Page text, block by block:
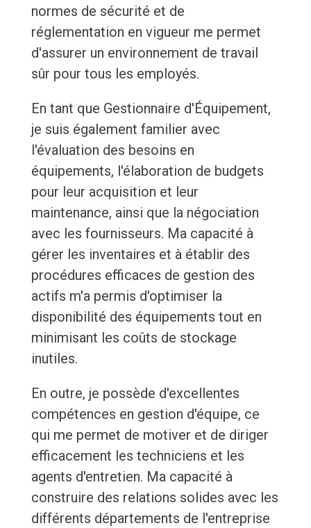
normes de sécurité et de
réglementation en vigueur me permet
d'assurer un environnement de travail
sûr pour tous les employés.
En tant que Gestionnaire d'Équipement,
je suis également familier avec
l'évaluation des besoins en
équipements, l'élaboration de budgets
pour leur acquisition et leur
maintenance, ainsi que la négociation
avec les fournisseurs. Ma capacité à
gérer les inventaires et à établir des
procédures efficaces de gestion des
actifs m'a permis d'optimiser la
disponibilité des équipements tout en
minimisant les coûts de stockage
inutiles.
En outre, je possède d'excellentes
compétences en gestion d'équipe, ce
qui me permet de motiver et de diriger
efficacement les techniciens et les
agents d'entretien. Ma capacité à
construire des relations solides avec les
différents départements de l'entreprise